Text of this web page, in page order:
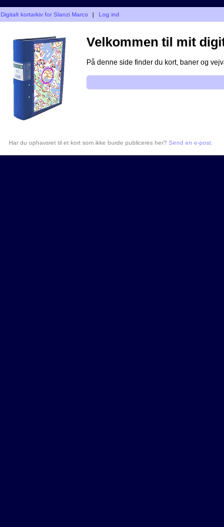
Digitalt kortarkiv for Slanzi Marco | Log ind
Velkommen til mit
På denne side finder du kort, baner og
Har du ophavsret til et kort som ikke burde publiceres her? Send en e-post